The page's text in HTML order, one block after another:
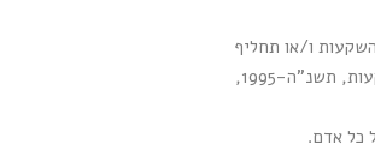
השקעות ו/או תחליף
לייעוץ השקעות ו/או הצעה להשקעה ו/או הצעה לציבור לפי חוק הסדרת העיסוק בייעוץ השקעות, בשיווק השקעות ובניהול תיקי השקעות, תשנ"ה-1995,
כל אדם.